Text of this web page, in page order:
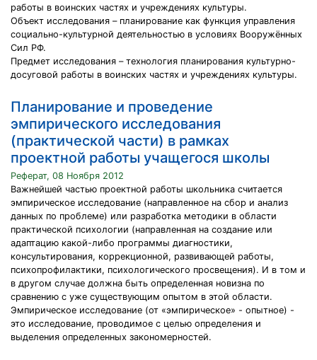
работы в воинских частях и учреждениях культуры.
Объект исследования – планирование как функция управления
социально-культурной деятельностью в условиях Вооружённых
Сил РФ.
Предмет исследования – технология планирования культурно-
досуговой работы в воинских частях и учреждениях культуры.
Планирование и проведение
эмпирического исследования
(практической части) в рамках
проектной работы учащегося школы
Реферат, 08 Ноября 2012
Важнейшей частью проектной работы школьника считается
эмпирическое исследование (направленное на сбор и анализ
данных по проблеме) или разработка методики в области
практической психологии (направленная на создание или
адаптацию какой-либо программы диагностики,
консультирования, коррекционной, развивающей работы,
психопрофилактики, психологического просвещения). И в том и
в другом случае должна быть определенная новизна по
сравнению с уже существующим опытом в этой области.
Эмпирическое исследование (от «эмпирическое» - опытное) -
это исследование, проводимое с целью определения и
выделения определенных закономерностей.